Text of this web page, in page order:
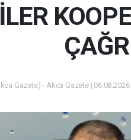
Gazete) - Akca Gazete |